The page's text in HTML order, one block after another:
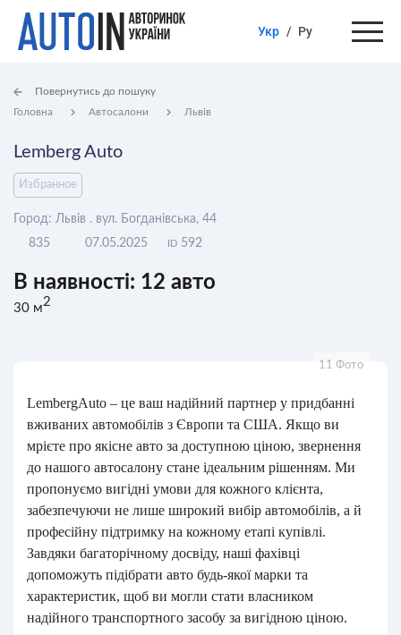
Укр / Ру
Головна Автосалони Львів
Повернутись до пошуку
Lemberg Auto
Избранное
Город: Львів . вул. Богданівська, 44
835
07.05.2025 ID 592
В наявності: 12 авто
30 м2
11 Фото
LembergAuto – це ваш надійний партнер у придбанні
вживаних автомобілів з Європи та США. Якщо ви
мрієте про якісне авто за доступною ціною, звернення
до нашого автосалону стане ідеальним рішенням. Ми
пропонуємо вигідні умови для кожного клієнта,
забезпечуючи не лише широкий вибір автомобілів, а й
професійну підтримку на кожному етапі купівлі.
Завдяки багаторічному досвіду, наші фахівці
допоможуть підібрати авто будь-якої марки та
характеристик, щоб ви могли стати власником
надійного транспортного засобу за вигідною ціною.